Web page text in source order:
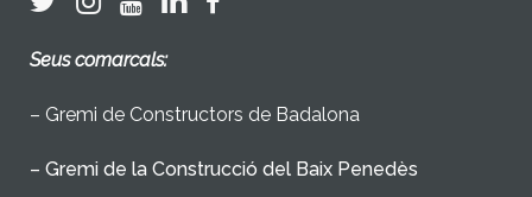
Seus comarcals:
– Gremi de Constructors de Badalona
– Gremi de la Construcció del Baix Penedès